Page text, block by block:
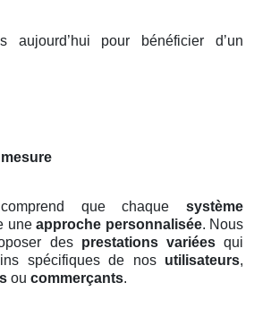
aujourd’hui pour bénéficier d’un
que chaquesystème
uneapproche personnalisée. Nous
des prestations variéesqui
spécifiques de nos utilisateurs,
ou commerçants.